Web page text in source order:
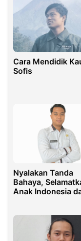
Cara Mendidik
Sofis
Nyalakan Tanda
Bahaya,
Anak Indonesia